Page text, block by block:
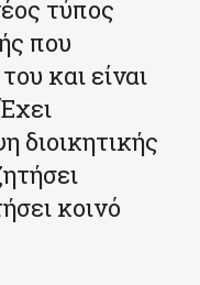
τύπος
που
και είναι
διοικητικής
κοινό